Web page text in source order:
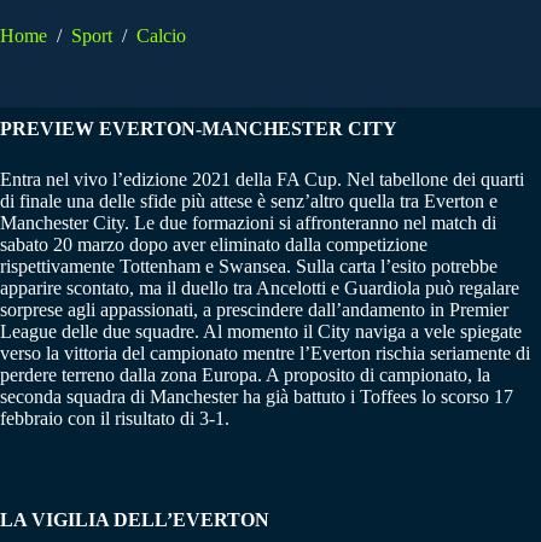
Home / Sport / Calcio
PREVIEW EVERTON-MANCHESTER CITY
Entra nel vivo l’edizione 2021 della FA Cup. Nel tabellone dei quarti
di finale una delle sfide più attese è senz’altro quella tra Everton e
Manchester City. Le due formazioni si affronteranno nel match di
sabato 20 marzo dopo aver eliminato dalla competizione
rispettivamente Tottenham e Swansea. Sulla carta l’esito potrebbe
apparire scontato, ma il duello tra Ancelotti e Guardiola può regalare
sorprese agli appassionati, a prescindere dall’andamento in Premier
League delle due squadre. Al momento il City naviga a vele spiegate
verso la vittoria del campionato mentre l’Everton rischia seriamente di
perdere terreno dalla zona Europa. A proposito di campionato, la
seconda squadra di Manchester ha già battuto i Toffees lo scorso 17
febbraio con il risultato di 3-1.
LA VIGILIA DELL’EVERTON